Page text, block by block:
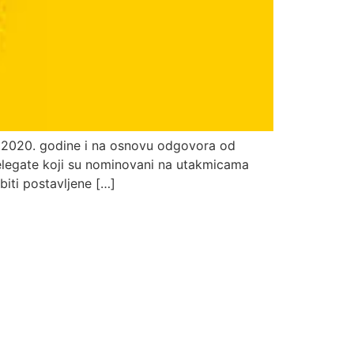
godine i na osnovu odgovora od
koji su nominovani na utakmicama
postavljene […]